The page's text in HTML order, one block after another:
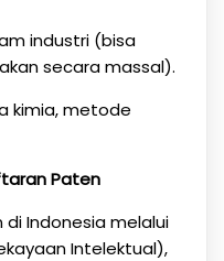
industri (bisa
secara massal).
kimia, metode
Paten
Indonesia melalui
Intelektual),